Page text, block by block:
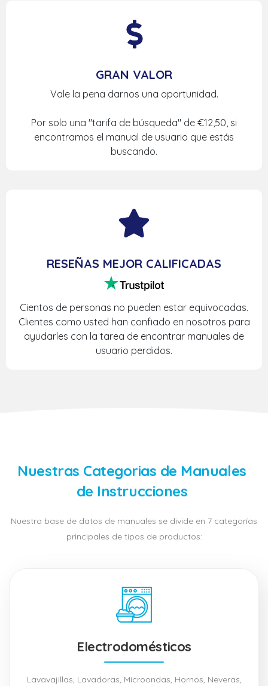
GRAN VALOR
Vale la pena darnos una oportunidad.
Por solo una "tarifa de búsqueda" de €12,50, si
encontramos el manual de usuario que estás
buscando.
RESEÑAS MEJOR CALIFICADAS
Cientos de personas no pueden estar equivocadas.
Clientes como usted han confiado en nosotros para
ayudarles con la tarea de encontrar manuales de
usuario perdidos.
Nuestras Categorias de Manuales
de Instrucciones
Nuestra base de datos de manuales se divide en 7 categorías
principales de tipos de productos:
Electrodomésticos
Lavavajillas, Lavadoras, Microondas, Hornos, Neveras,